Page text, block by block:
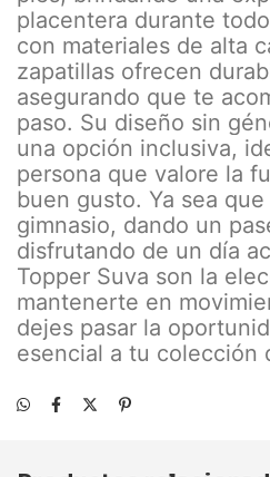
placentera durante
con materiales de alta
zapatillas ofrecen
asegurando que te
paso. Su diseño sin
una opción inclusiva,
persona que valore la
buen gusto. Ya sea
gimnasio, dando un
disfrutando de un día
Topper Suva son la
mantenerte en
dejes pasar la
esencial a tu colección